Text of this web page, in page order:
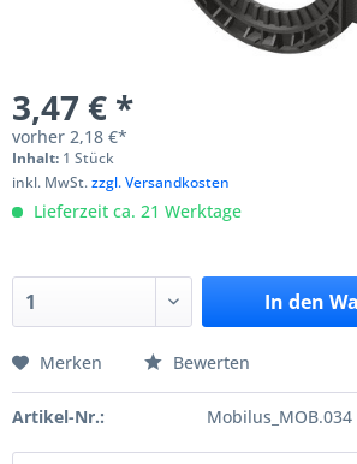
3,47 € *
vorher 2,18 €*
Inhalt: 1 Stück
inkl. MwSt.zzgl. Versandkosten
Lieferzeit ca. 21 Werktage
In den
Merken Bewerten
Artikel-Nr.: Mobilus_MOB.034